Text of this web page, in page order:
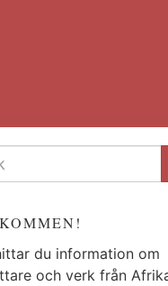
du information om
och verk från